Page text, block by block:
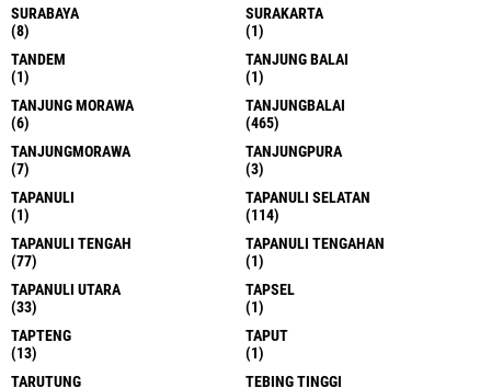
SURABAYA
(8)
SURAKARTA
(1)
TANDEM
(1)
TANJUNG BALAI
(1)
TANJUNG MORAWA
(6)
TANJUNGBALAI
(465)
TANJUNGMORAWA
(7)
TANJUNGPURA
(3)
TAPANULI
(1)
TAPANULI SELATAN
(114)
TAPANULI TENGAH
(77)
TAPANULI TENGAHAN
(1)
TAPANULI UTARA
(33)
TAPSEL
(1)
TAPTENG
(13)
TAPUT
(1)
TARUTUNG
TEBING TINGGI